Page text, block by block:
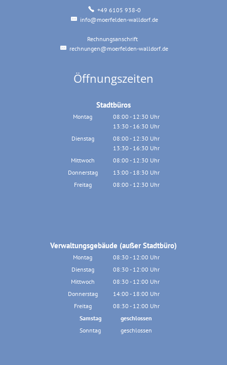
+49 6105 938-0
info@moerfelden-walldorf.de
Rechnungsanschrift
rechnungen@moerfelden-walldorf.de
Öffnungszeiten
Stadtbüros
Montag 08:00 - 12:30 Uhr
Von 08:00 bis 12:30 Uhr
13:30 - 16:30 Uhr
Von 13:30 bis 16:30 Uhr
Dienstag 08:00 - 12:30 Uhr
Von 08:00 bis 12:30 Uhr
13:30 - 16:30 Uhr
Von 13:30 bis 16:30 Uhr
Mittwoch 08:00 - 12:30 Uhr
Von 08:00 bis 12:30 Uhr
Donnerstag 13:00 - 18:30 Uhr
Von 13:00 bis 18:30 Uhr
Freitag 08:00 - 12:30 Uhr
Verwaltungsgebäude (außer Stadtbüro)
Montag 08:30 - 12:00 Uhr
Von 08:30 bis 12:00 Uhr
Dienstag 08:30 - 12:00 Uhr
Von 08:30 bis 12:00 Uhr
Mittwoch 08:30 - 12:00 Uhr
Von 08:30 bis 12:00 Uhr
Donnerstag 14:00 - 18:00 Uhr
Von 14:00 bis 18:00 Uhr
Freitag 08:30 - 12:00 Uhr
Von 08:30 bis 12:00 Uhr
Samstag
geschlossen
Sonntag
geschlossen